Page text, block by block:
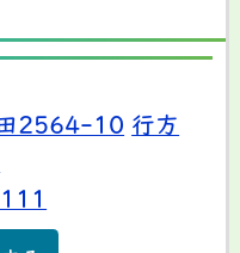
2564-10 行方